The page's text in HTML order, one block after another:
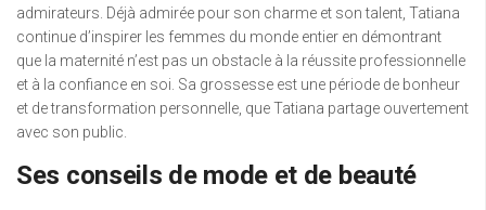
admirateurs. Déjà admirée pour son charme et son talent, Tatiana
continue d’inspirer les femmes du monde entier en démontrant
que la maternité n’est pas un obstacle à la réussite professionnelle
et à la confiance en soi. Sa grossesse est une période de bonheur
et de transformation personnelle, que Tatiana partage ouvertement
avec son public.
Ses conseils de mode et de beauté